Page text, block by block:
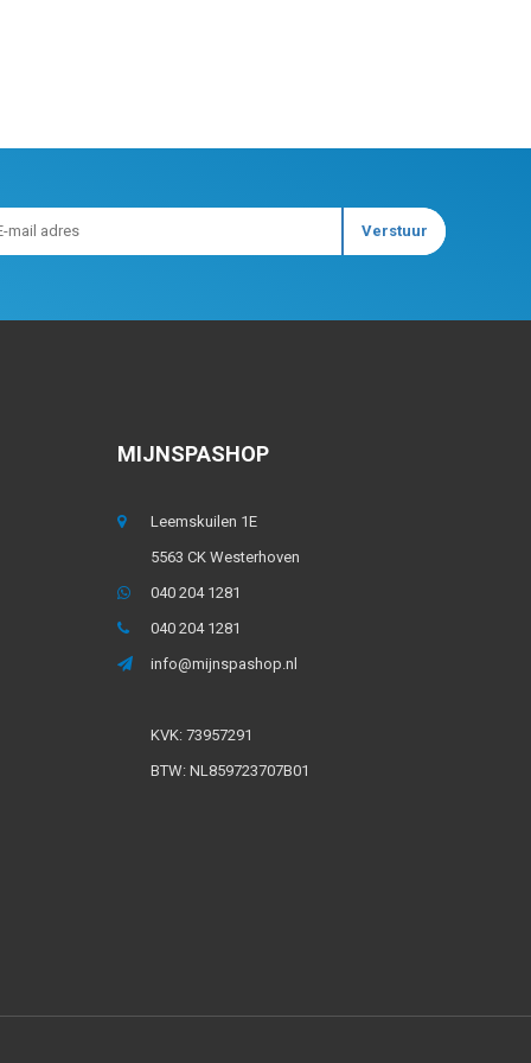
MIJNSPASHOP
Leemskuilen 1E
5563 CK Westerhoven
040 204 1281
040 204 1281
info@mijnspashop.nl
KVK: 73957291
BTW: NL859723707B01